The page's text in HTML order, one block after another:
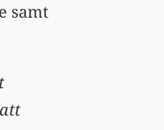
samt